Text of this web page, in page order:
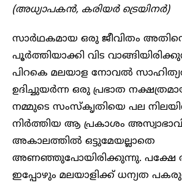
(അധ്യാപകൻ, കരിയർ ട്രെയിനർ)
സാർഥകമായ ഒരു ജീവിതം അതിന്റെ
പൂർത്തിയാക്കി വിട
പിറകെ മലയാള നോവൽ
ഉദിച്ചുയർന്ന ഒരു പ്രഭാത
നമ്മുടെ സംസ്‌കൃതിയെ പല നിലയിൽ
നിർത്തിയ ആ പ്രകാശം
അകാലത്തിൽ ഒട്ടുമേയല്ലാതെ
അണഞ്ഞുപോയിരിക്കുന്നു. പക്ഷേ
ഇപ്പോഴും മലയാളിക്ക് ധന്യത